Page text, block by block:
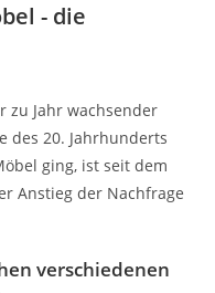
- die
zu Jahr wachsender
des 20. Jahrhunderts
ging, ist seit dem
Anstieg der Nachfrage
verschiedenen